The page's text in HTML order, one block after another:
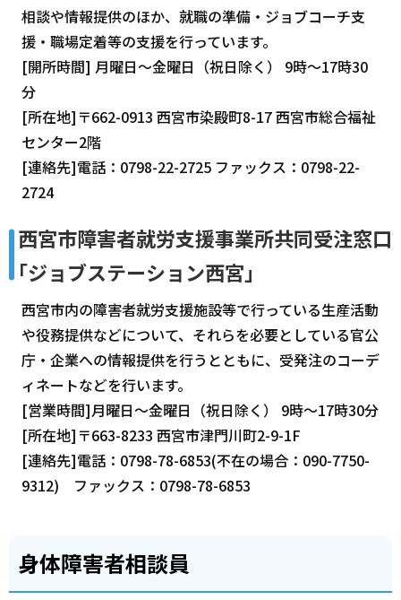
相談や情報提供のほか、就職の準備・ジョブコーチ支
援・職場定着等の支援を行っています。
[開所時間] 月曜日～金曜日（祝日除く） 9時～17時30
分
[所在地]〒662-0913 西宮市染殿町8-17 西宮市総合福祉
センター2階
[連絡先]電話：0798-22-2725 ファックス：0798-22-
2724
西宮市障害者就労支援事業所共同受注窓口
｢ジョブステーション西宮｣
西宮市内の障害者就労支援施設等で行っている生産活動
や役務提供などについて、それらを必要としている官公
庁・企業への情報提供を行うとともに、受発注のコーデ
ィネートなどを行います。
[営業時間]月曜日～金曜日（祝日除く） 9時～17時30分
[所在地]〒663-8233 西宮市津門川町2-9-1F
[連絡先]電話：0798-78-6853(不在の場合：090-7750-
9312) ファックス：0798-78-6853
身体障害者相談員